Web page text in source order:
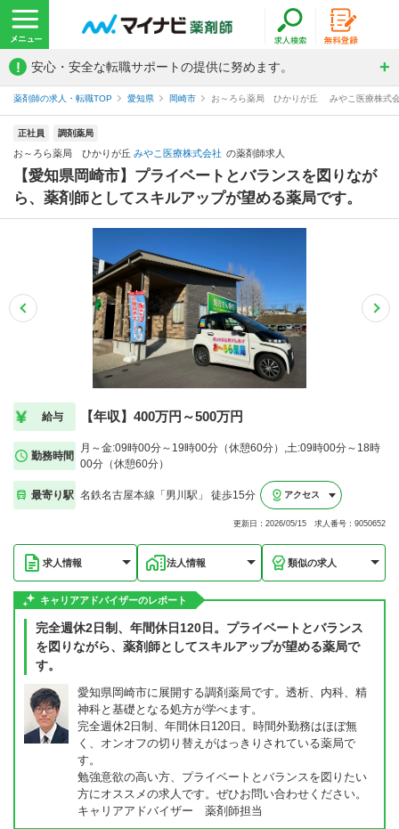
! 安心・安全な転職サポートの提供に努めます。
薬剤師の求人・転職TOP 愛知県 岡崎市 お～ろら薬局 ひかりが丘 みやこ医療株式
正社員 調剤薬局
お～ろら薬局 ひかりが丘 みやこ医療株式会社 の薬剤師求人
【愛知県岡崎市】プライベートとバランスを図りなが
ら、薬剤師としてスキルアップが望める薬局です。
給与 【年収】400万円～500万円
勤務時間
月～金:09時00分～19時00分（休憩60分）,土:09時00分～18時
00分（休憩60分）
最寄り駅 名鉄名古屋本線「男川駅」 徒歩15分 アクセス
更新日：2026/05/15 求人番号：9050652
求人情報 法人情報 類似の求人
キャリアアドバイザーのレポート
完全週休2日制、年間休日120日。プライベートとバランス
を図りながら、薬剤師としてスキルアップが望める薬局で
す。
愛知県岡崎市に展開する調剤薬局です。透析、内科、精
神科と基礎となる処方が学べます。
完全週休2日制、年間休日120日。時間外勤務はほぼ無
く、オンオフの切り替えがはっきりされている薬局で
す。
勉強意欲の高い方、プライベートとバランスを図りたい
方にオススメの求人です。ぜひお問い合わせください。
キャリアアドバイザー 薬剤師担当